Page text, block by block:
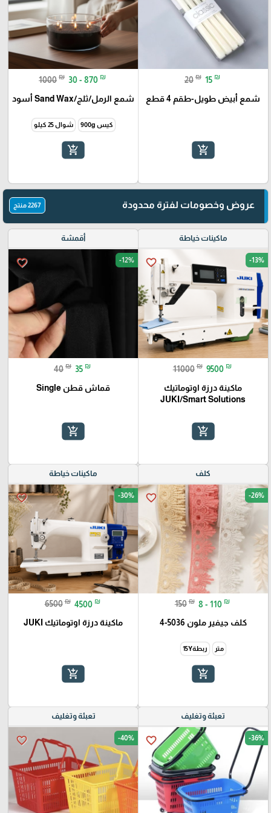
20 ₪ 15 ₪
شمع أبيض طويل-طقم 4 قطع
add_shopping_cart
1000 ₪ 30 - 870 ₪
شمع الرمل/ثلج/Sand Wax أسود
كيس 900g شوال 25 كيلو
add_shopping_cart
عروض وخصومات لفترة محدودة 2267 منتج
ماكينات خياطة
favorite_border -13%
11000 ₪ 9500 ₪
ماكينة درزة اوتوماتيك
JUKI/Smart Solutions
add_shopping_cart
أقمشة
favorite_border -12%
40 ₪ 35 ₪
قماش قطن Single
add_shopping_cart
كلف
favorite_border -26%
150 ₪ 8 - 110 ₪
كلف جيفير ملون 5036-4
متر ربطة15Y
add_shopping_cart
ماكينات خياطة
favorite_border -30%
6500 ₪ 4500 ₪
ماكينة درزة اوتوماتيك JUKI
add_shopping_cart
تعبئة وتغليف
favorite_border -36%
تعبئة وتغليف
favorite_border -40%